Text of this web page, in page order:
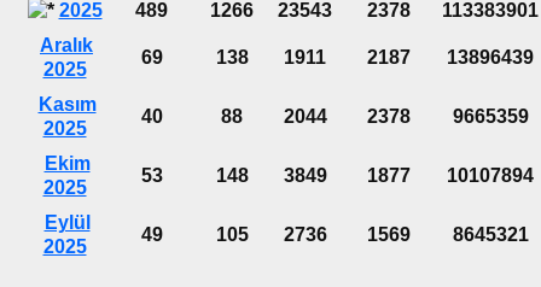
2025 489 1266 23543 2378
113383901
Aralık
2025
69 138 1911 2187 13896439
Kasım
2025
40 88 2044 2378 9665359
Ekim
2025
53 148 3849 1877 10107894
Eylül
2025
49 105 2736 1569 8645321